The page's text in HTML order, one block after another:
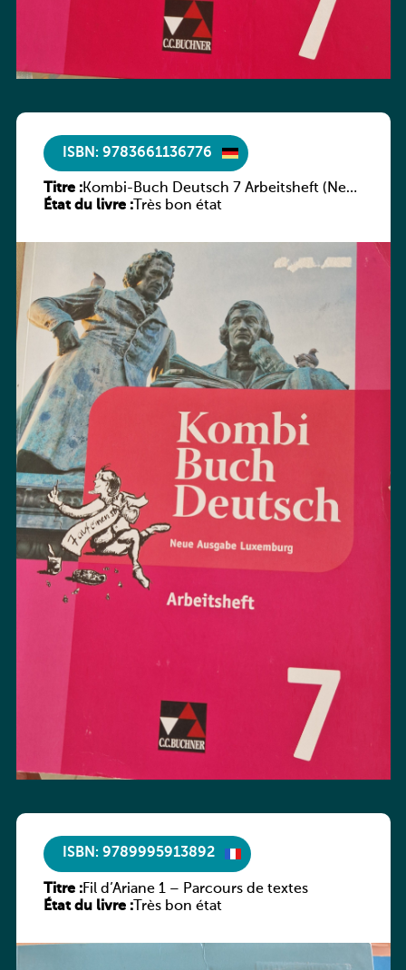
ISBN: 9783661136776
Titre :Kombi-Buch Deutsch 7 Arbeitsheft (Neue
Ausgabe Luxemburg)
État du livre :Très bon état
ISBN: 9789995913892
Titre :Fil d’Ariane 1 – Parcours de textes
État du livre :Très bon état